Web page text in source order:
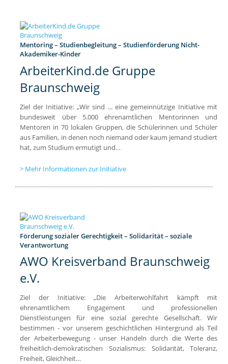
Mentoring – Studienbegleitung – Studienförderung Nicht-
Akademiker-Kinder
ArbeiterKind.de Gruppe
Braunschweig
Ziel der Initiative: „Wir sind ... eine gemeinnützige Initiative mit
bundesweit über 5.000 ehrenamtlichen Mentorinnen und
Mentoren in 70 lokalen Gruppen, die Schülerinnen und Schüler
aus Familien, in denen noch niemand oder kaum jemand studiert
hat, zum Studium ermutigt und…
Mehr Informationen zur Initiative
Förderung sozialer Gerechtigkeit – Solidarität – soziale
Verantwortung
AWO Kreisverband Braunschweig
e.V.
Ziel der Initiative: „Die Arbeiterwohlfahrt kämpft mit
ehrenamtlichem Engagement und professionellen
Dienstleistungen für eine sozial gerechte Gesellschaft. Wir
bestimmen - vor unserem geschichtlichen Hintergrund als Teil
der Arbeiterbewegung - unser Handeln durch die Werte des
freiheitlich-demokratischen Sozialismus: Solidarität, Toleranz,
Freiheit, Gleichheit…